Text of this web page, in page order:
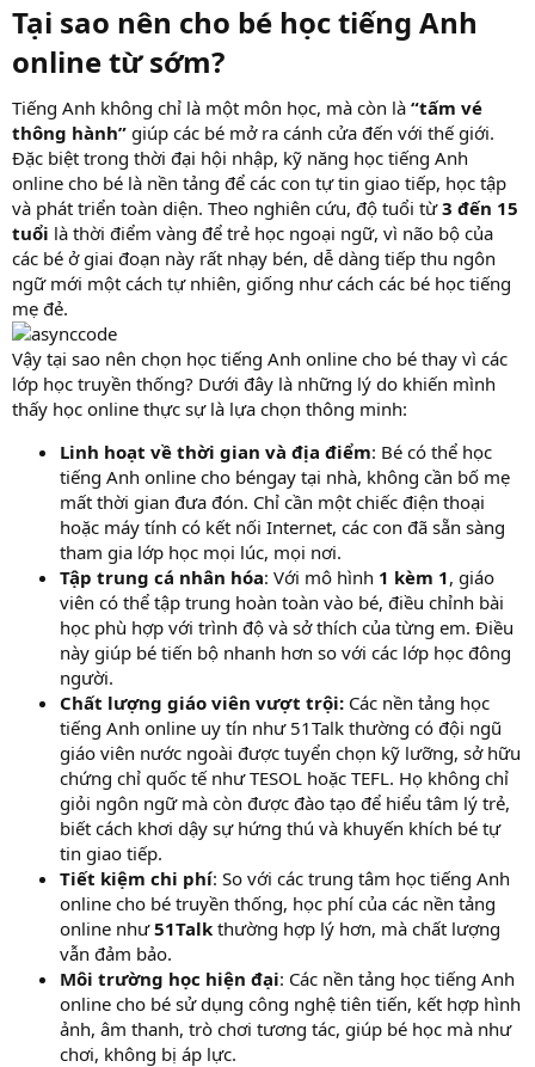
Tại sao nên cho bé học tiếng Anh
online từ sớm?​
Tiếng Anh không chỉ là một môn học, mà còn là “tấm vé
thông hành” giúp các bé mở ra cánh cửa đến với thế giới.
Đặc biệt trong thời đại hội nhập, kỹ năng học tiếng Anh
online cho bé là nền tảng để các con tự tin giao tiếp, học tập
và phát triển toàn diện. Theo nghiên cứu, độ tuổi từ3 đến 15
tuổi là thời điểm vàng để trẻ học ngoại ngữ, vì não bộ của
các bé ở giai đoạn này rất nhạy bén, dễ dàng tiếp thu ngôn
ngữ mới một cách tự nhiên, giống như cách các bé học tiếng
mẹ đẻ.
Vậy tại sao nên chọn học tiếng Anh online cho bé thay vì các
lớp học truyền thống? Dưới đây là những lý do khiến mình
thấy học online thực sự là lựa chọn thông minh:
Linh hoạt về thời gian và địa điểm: Bé có thể học
tiếng Anh online cho béngay tại nhà, không cần bố mẹ
mất thời gian đưa đón. Chỉ cần một chiếc điện thoại
hoặc máy tính có kết nối Internet, các con đã sẵn sàng
tham gia lớp học mọi lúc, mọi nơi.
Tập trung cá nhân hóa: Với mô hình 1 kèm 1, giáo
viên có thể tập trung hoàn toàn vào bé, điều chỉnh bài
học phù hợp với trình độ và sở thích của từng em. Điều
này giúp bé tiến bộ nhanh hơn so với các lớp học đông
người.
Chất lượng giáo viên vượt trội: Các nền tảng học
tiếng Anh online uy tín như 51Talk thường có đội ngũ
giáo viên nước ngoài được tuyển chọn kỹ lưỡng, sở hữu
chứng chỉ quốc tế như TESOL hoặc TEFL. Họ không chỉ
giỏi ngôn ngữ mà còn được đào tạo để hiểu tâm lý trẻ,
biết cách khơi dậy sự hứng thú và khuyến khích bé tự
tin giao tiếp.
Tiết kiệm chi phí: So với các trung tâm học tiếng Anh
online cho bé truyền thống, học phí của các nền tảng
online như51Talk thường hợp lý hơn, mà chất lượng
vẫn đảm bảo.
Môi trường học hiện đại: Các nền tảng học tiếng Anh
online cho bé sử dụng công nghệ tiên tiến, kết hợp hình
ảnh, âm thanh, trò chơi tương tác, giúp bé học mà như
chơi, không bị áp lực.